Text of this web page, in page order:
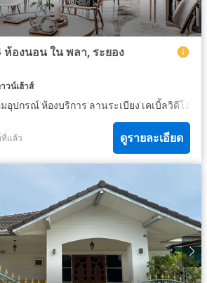
ห้องนอน ใน พลา, ระยอง
วน์เฮ้าส์
มอุปกรณ์·ห้องบริการ·ลานระเบียง·เคเบิ้ลวิดีโอ
ที่แล้ว ดูรายละเอียด